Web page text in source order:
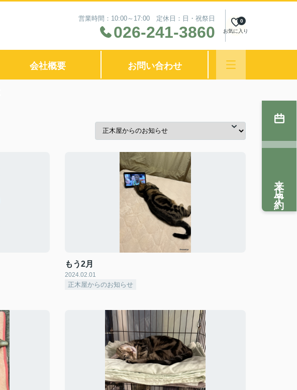
営業時間：10:00～17:00 定休日：日・祝祭日
026-241-3860 お気に入り
0
会社概要 お問い合わせ
もう2月
2024.02.01
正木屋からのお知らせ
来店予約